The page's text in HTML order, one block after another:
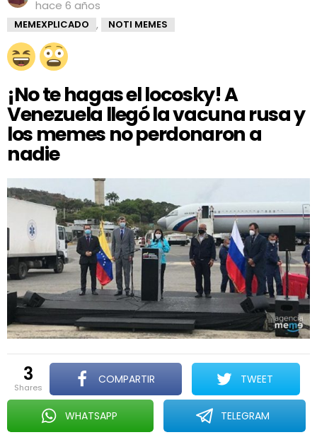
el
locosky!
la
vacuna
rusa
y
los
perdonaron
nadie
hace 6 años
MEMEXPLICADO , NOTI MEMES
¡No te hagas el locosky! A
Venezuela llegó la vacuna rusa y
los memes no perdonaron a
nadie
3
shares
COMPARTIR TWEET
WHATSAPP TELEGRAM